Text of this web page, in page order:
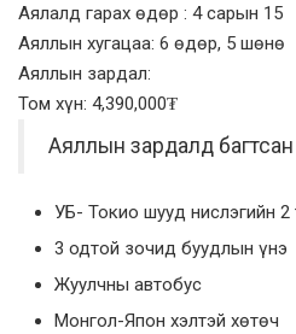
Аялалд гарах өдөр : 4 сарын 15
Аяллын хугацаа: 6 өдөр, 5 шөнө
Аяллын зардал:
Том хүн: 4,390,000₮
Аяллын зардалд багтсан
УБ- Токио шууд нислэгийн 2
3 одтой зочид буудлын үнэ
Жуулчны автобус
Монгол-Япон хэлтэй хөтөч